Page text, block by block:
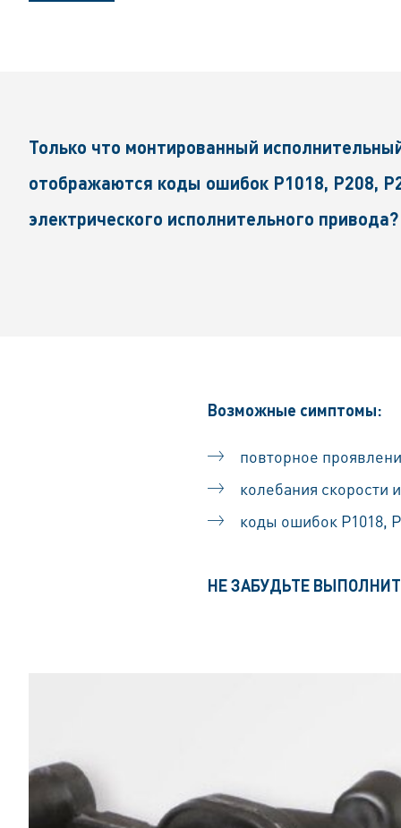
Только что монтированный
отображаются коды ошибок P1018, P208,
электрического исполнительного
Возможные симптомы:
повторное
колебания скорости
коды ошибок P1018,
НЕ ЗАБУДЬТЕ